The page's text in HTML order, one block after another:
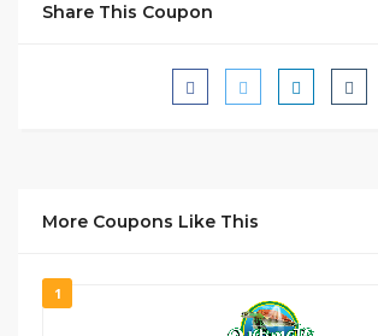
Share This Coupon
More Coupons Like This
1